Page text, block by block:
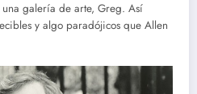
galería de arte, Greg. Así
y algo paradójicos que Allen